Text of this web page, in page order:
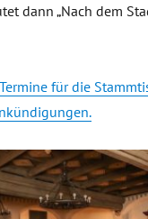
dann „Nach dem
für die